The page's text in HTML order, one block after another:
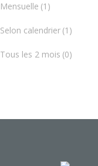
Mensuelle (1)
Selon calendrier (1)
Tous les 2 mois (0)